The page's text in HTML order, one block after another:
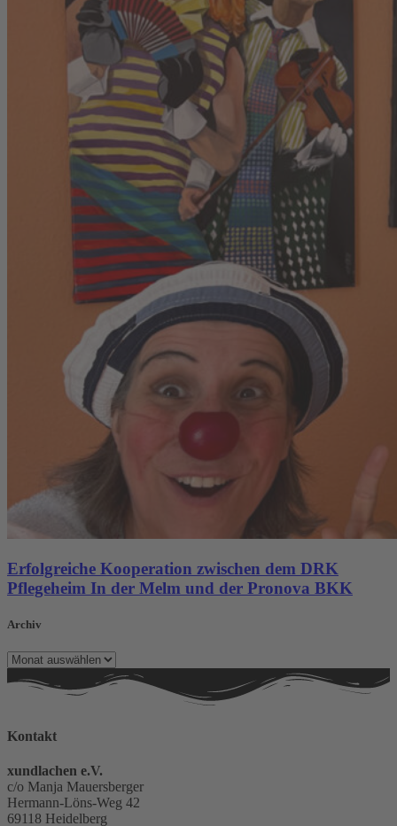
Erfolgreiche Kooperation zwischen dem DRK
Pflegeheim In der Melm und der Pronova BKK
Archiv
Archiv
Kontakt
xundlachen e.V.
c/o Manja Mauersberger
Hermann-Löns-Weg 42
69118 Heidelberg